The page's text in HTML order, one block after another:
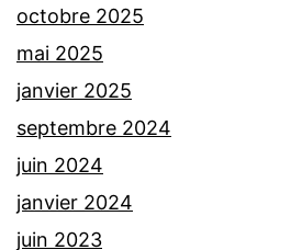
octobre 2025
mai 2025
janvier 2025
septembre 2024
juin 2024
janvier 2024
juin 2023